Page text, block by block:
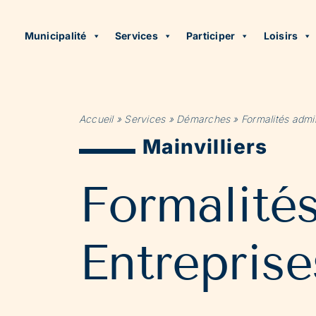
Municipalité Services Participer Loisirs
Accueil» Services» Démarches» Formalités
Mainvilliers